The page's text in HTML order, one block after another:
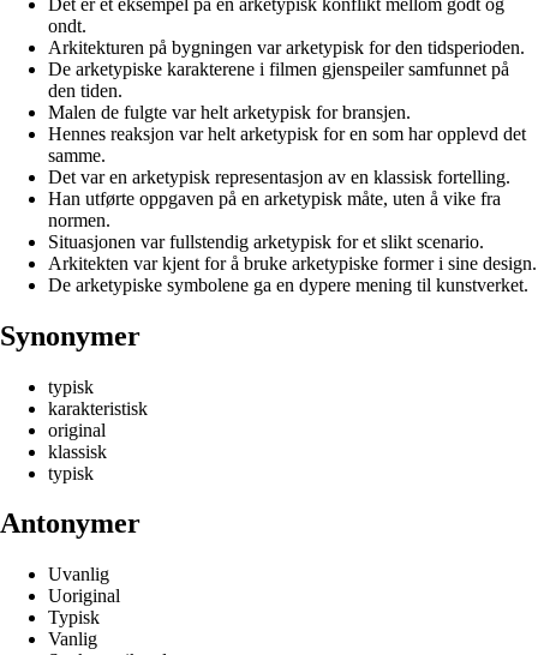
ondt.
Arkitekturen på bygningen var arketypisk for den tidsperioden.
De arketypiske karakterene i filmen gjenspeiler samfunnet på
den tiden.
Malen de fulgte var helt arketypisk for bransjen.
Hennes reaksjon var helt arketypisk for en som har opplevd det
samme.
Det var en arketypisk representasjon av en klassisk fortelling.
Han utførte oppgaven på en arketypisk måte, uten å vike fra
normen.
Situasjonen var fullstendig arketypisk for et slikt scenario.
Arkitekten var kjent for å bruke arketypiske former i sine design.
De arketypiske symbolene ga en dypere mening til kunstverket.
Synonymer
typisk
karakteristisk
original
klassisk
typisk
Antonymer
Uvanlig
Uoriginal
Typisk
Vanlig